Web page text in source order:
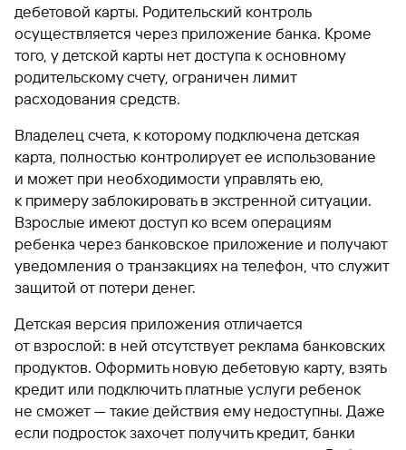
дебетовой карты. Родительский контроль
осуществляется через приложение банка. Кроме
того, у детской карты нет доступа к основному
родительскому счету, ограничен лимит
расходования средств.
Владелец счета, к которому подключена детская
карта, полностью контролирует ее использование
и может при необходимости управлять ею,
к примеру заблокировать в экстренной ситуации.
Взрослые имеют доступ ко всем операциям
ребенка через банковское приложение и получают
уведомления о транзакциях на телефон, что служит
защитой от потери денег.
Детская версия приложения отличается
от взрослой: в ней отсутствует реклама банковских
продуктов. Оформить новую дебетовую карту, взять
кредит или подключить платные услуги ребенок
не сможет — такие действия ему недоступны. Даже
если подросток захочет получить кредит, банки